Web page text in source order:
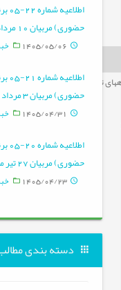
تهویه
حضوری) مربیان 10 مرداد ماه سال 1405
1405/05/06
حضوری) مربیان 3 مرداد ماه سال 1405
1405/04/31
حضوری) مربیان 27 تیر ماه سال 1405
1405/04/23
دسته بندی